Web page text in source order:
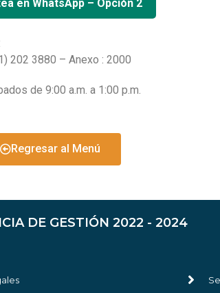
en WhatsApp – Opción 2
202 3880 – Anexo : 2000
de 9:00 a.m. a 1:00 p.m.
Regresar al Menú
DE GESTIÓN 2022 - 2024